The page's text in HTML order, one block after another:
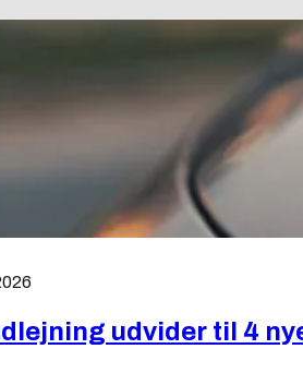
udvider til 4